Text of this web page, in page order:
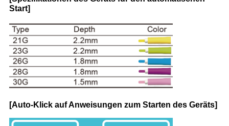
Start]
[Auto-Klick auf Anweisungen zum Starten des Geräts]